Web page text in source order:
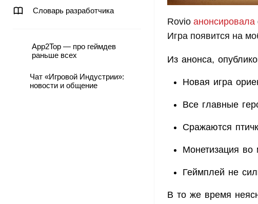
Словарь разработчика
App2Top — про геймдев
раньше всех
Чат «Игровой Индустрии»:
новости и общение
Rovio анонсировала
Игра появится на
Из анонса,
Новая игра
Все главные
Сражаются
Монетизация во
Геймплей не
В то же время